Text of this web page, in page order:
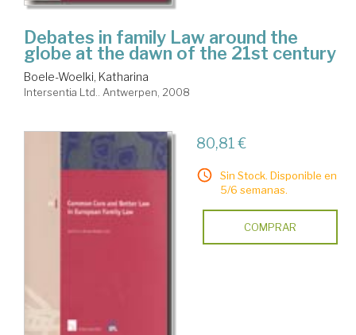
Debates in family Law around the
globe at the dawn of the 21st century
Boele-Woelki, Katharina
Intersentia Ltd.. Antwerpen, 2008
80,81 €
Sin Stock. Disponible en
5/6 semanas.
COMPRAR